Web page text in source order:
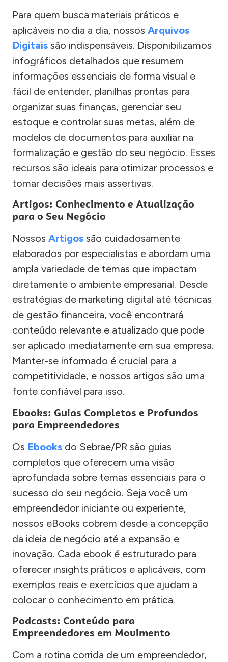
Para quem busca materiais práticos e
aplicáveis no dia a dia, nossos Arquivos
Digitais são indispensáveis. Disponibilizamos
infográficos detalhados que resumem
informações essenciais de forma visual e
fácil de entender, planilhas prontas para
organizar suas finanças, gerenciar seu
estoque e controlar suas metas, além de
modelos de documentos para auxiliar na
formalização e gestão do seu negócio. Esses
recursos são ideais para otimizar processos e
tomar decisões mais assertivas.
Artigos: Conhecimento e Atualização
para o Seu Negócio
Nossos Artigos são cuidadosamente
elaborados por especialistas e abordam uma
ampla variedade de temas que impactam
diretamente o ambiente empresarial. Desde
estratégias de marketing digital até técnicas
de gestão financeira, você encontrará
conteúdo relevante e atualizado que pode
ser aplicado imediatamente em sua empresa.
Manter-se informado é crucial para a
competitividade, e nossos artigos são uma
fonte confiável para isso.
Ebooks: Guias Completos e Profundos
para Empreendedores
Os Ebooks do Sebrae/PR são guias
completos que oferecem uma visão
aprofundada sobre temas essenciais para o
sucesso do seu negócio. Seja você um
empreendedor iniciante ou experiente,
nossos eBooks cobrem desde a concepção
da ideia de negócio até a expansão e
inovação. Cada ebook é estruturado para
oferecer insights práticos e aplicáveis, com
exemplos reais e exercícios que ajudam a
colocar o conhecimento em prática.
Podcasts: Conteúdo para
Empreendedores em Movimento
Com a rotina corrida de um empreendedor,